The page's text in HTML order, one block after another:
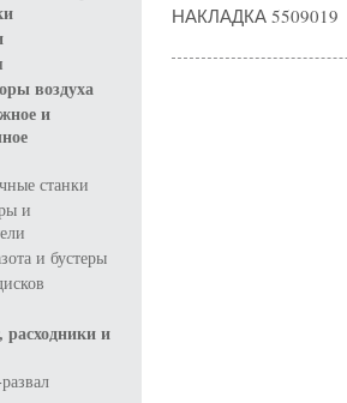
воздуха
и
станки
и
и бустеры
расходники и
НАКЛАДКА 5509019